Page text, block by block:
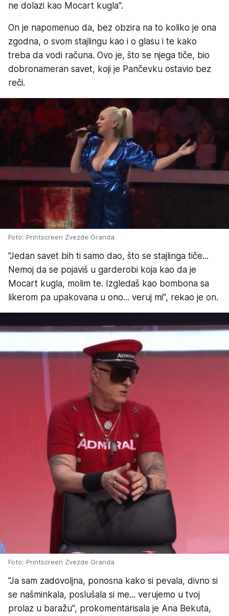
ne dolazi kao Mocart kugla".
On je napomenuo da, bez obzira na to koliko je ona
zgodna, o svom stajlingu kao i o glasu i te kako
treba da vodi računa. Ovo je, što se njega tiče, bio
dobronameran savet, koji je Pančevku ostavio bez
reči.
Foto: Printscreen Zvezde Granda
"Jedan savet bih ti samo dao, što se stajlinga tiče...
Nemoj da se pojaviš u garderobi koja kao da je
Mocart kugla, molim te. Izgledaš kao bombona sa
likerom pa upakovana u ono... veruj mi", rekao je on.
Foto: Printscreen Zvezde Granda
"Ja sam zadovoljna, ponosna kako si pevala, divno si
se našminkala, poslušala si me... verujemo u tvoj
prolaz u baražu", prokomentarisala je Ana Bekuta,